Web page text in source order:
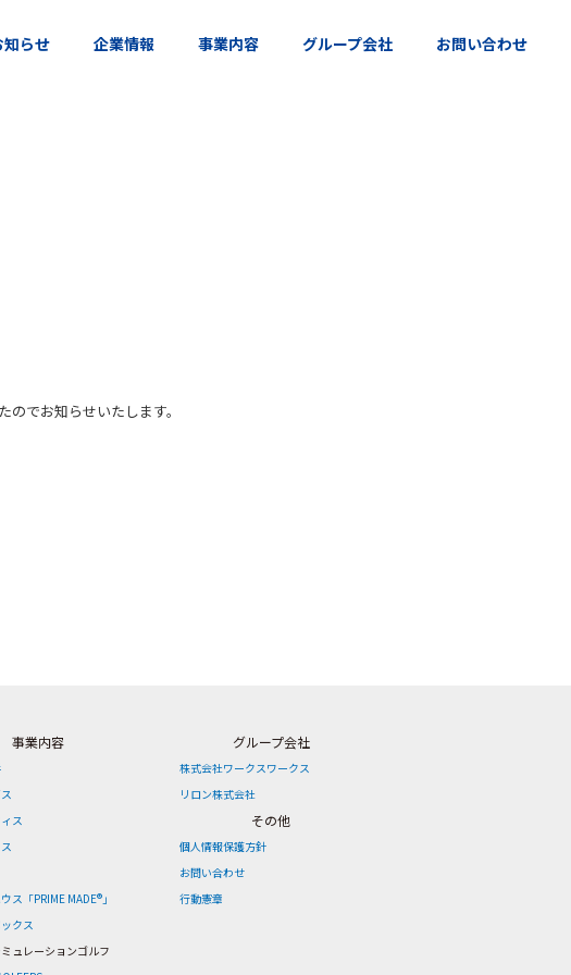
知らせ 企業情報 事業内容 グループ会社 お問い合わせ
でお知らせいたします。
事業内容
ス
ス「PRIME MADE®」
クス
ュレーションゴルフ
グループ会社
株式会社ワークスワークス
リロン株式会社
その他
個人情報保護方針
お問い合わせ
行動憲章